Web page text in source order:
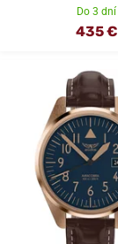
Do 3 dní
435 €